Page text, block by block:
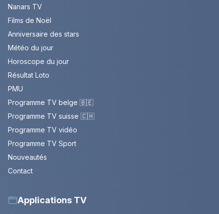
Nanars TV
Films de Noël
Anniversaire des stars
Météo du jour
Horoscope du jour
Résultat Loto
PMU
Programme TV belge 🇧🇪
Programme TV suisse 🇨🇭
Programme TV vidéo
Programme TV Sport
Nouveautés
Contact
Applications TV